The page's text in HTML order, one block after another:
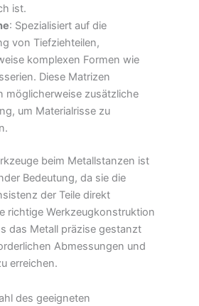
ist.
: Spezialisiert auf die
von Tiefziehteilen,
komplexen Formen wie
Diese Matrizen
möglicherweise zusätzliche
um Materialrisse zu
beim Metallstanzen ist
Bedeutung, da sie die
der Teile direkt
richtige Werkzeugkonstruktion
das Metall präzise gestanzt
Abmessungen und
erreichen.
des geeigneten